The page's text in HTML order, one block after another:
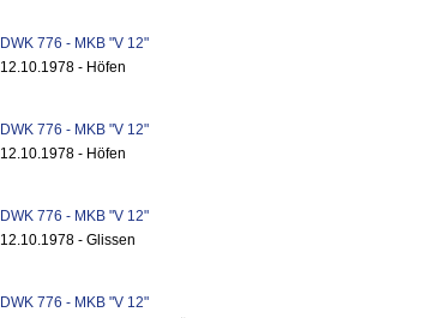
DWK 776 - MKB "V 12"
12.10.1978 - Höfen
DWK 776 - MKB "V 12"
12.10.1978 - Höfen
DWK 776 - MKB "V 12"
12.10.1978 - Glissen
DWK 776 - MKB "V 12"